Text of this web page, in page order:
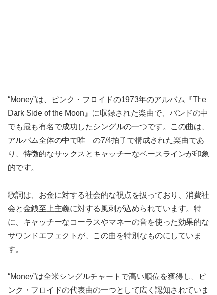
“Money”は、ピンク・フロイドの1973年のアルバム『The
Dark Side of the Moon』に収録された楽曲で、バンドの中
でも最も有名で成功したシングルの一つです。この曲は、
アルバム全体の中で唯一の7/4拍子で構成された楽曲であ
り、特徴的なサックスとキャッチーなベースラインが印象
的です。
歌詞は、お金に対する社会的な視点を扱っており、消費社
会と金銭至上主義に対する風刺が込められています。特
に、キャッチーなコーラスやマネーの音を使った効果的な
サウンドエフェクトが、この曲を特別なものにしていま
す。
“Money”は全米シングルチャートで高い順位を獲得し、ピ
ンク・フロイドの代表曲の一つとして広く認知されていま